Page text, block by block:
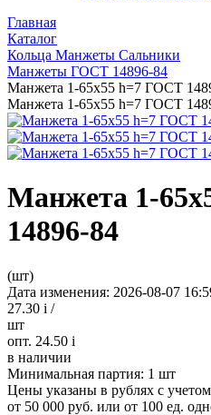
Главная
Каталог
Кольца Манжеты Сальники
Манжеты ГОСТ 14896-84
Манжета 1-65х55 h=7 ГОСТ
Манжета 1-65х55 h=7 ГОСТ
Манжета 1-
14896-84
(шт)
Дата изменения: 2026-08-07
27.30 i /
шт
опт. 24.50 i
в наличии
Минимальная партия: 1 шт
Цены указаны в рублях с
от 50 000 руб. или от 100 ед.